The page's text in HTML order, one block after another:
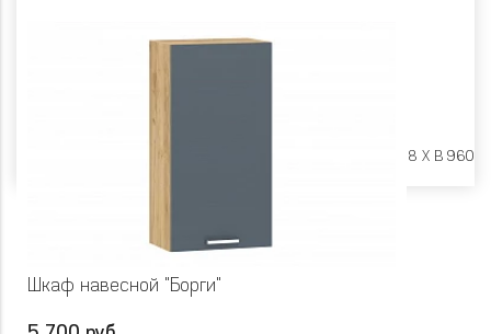
Ш 600 X Г 318 X В 960
Шкаф навесной "Борги"